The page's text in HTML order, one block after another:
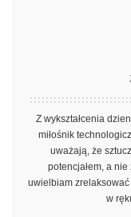
Z wykształcenia
miłośnik
uważają, że
potencjałem, a
uwielbiam
w